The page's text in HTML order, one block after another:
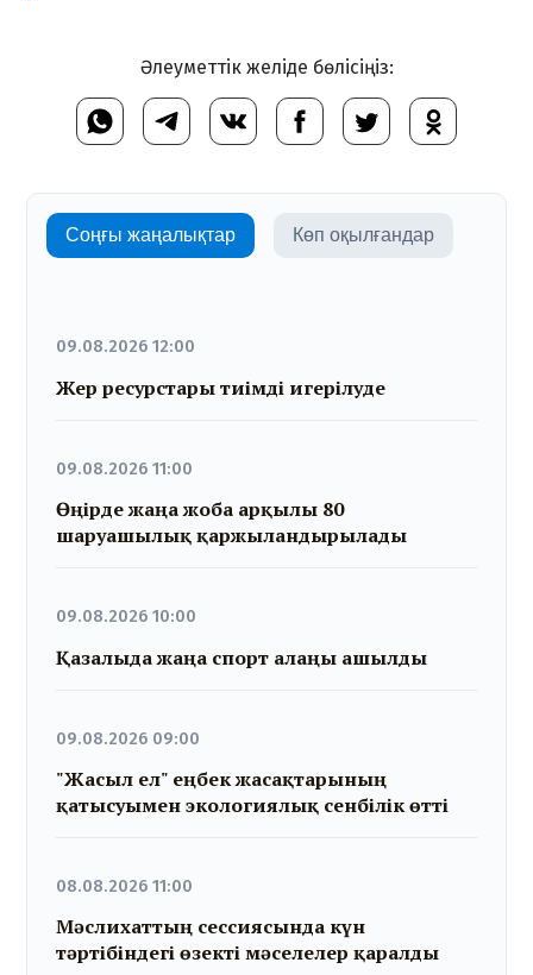
Әлеуметтік желіде бөлісіңіз:
Соңғы жаңалықтар Көп оқылғандар
09.08.2026 12:00
Жер ресурстары тиімді игерілуде
09.08.2026 11:00
Өңірде жаңа жоба арқылы 80
шаруашылық қаржыландырылады
09.08.2026 10:00
Қазалыда жаңа спорт алаңы ашылды
09.08.2026 09:00
"Жасыл ел" еңбек жасақтарының
қатысуымен экологиялық сенбілік өтті
08.08.2026 11:00
Мәслихаттың сессиясында күн
тәртібіндегі өзекті мәселелер қаралды